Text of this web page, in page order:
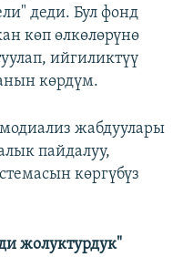
деди. Бул фонд
көп өлкөлөрүнө
ийгиликтүү
көрдүм.
жабдуулары
пайдалуу,
көргүбүз
жолуктурдук"